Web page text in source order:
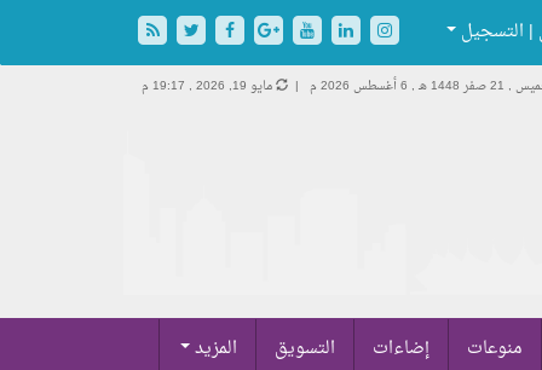
| التسجيل
صفر 1448 هـ , 6 أغسطس 2026 م | مايو 19, 2026 , 19:17 م
منوعات إضاءات التسويق المزيد